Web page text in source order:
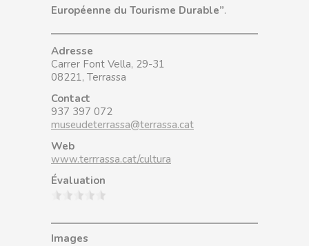
Européenne du Tourisme Durable”.
Adresse
Carrer Font Vella, 29-31
08221, Terrassa
Contact
937 397 072
museudeterrassa@terrassa.cat
Web
www.terrrassa.cat/cultura
Évaluation
Images